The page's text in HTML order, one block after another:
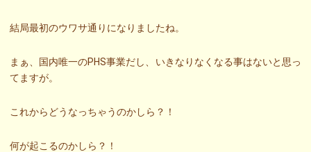
結局最初のウワサ通りになりましたね。
まぁ、国内唯一のPHS事業だし、いきなりなくなる事はないと思っ
てますが。
これからどうなっちゃうのかしら？！
何が起こるのかしら？！